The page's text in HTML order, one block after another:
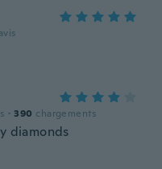
avis
· 390 chargements
diamonds